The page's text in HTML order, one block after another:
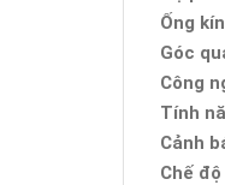
Ống
Góc
Công
Tính
Cảnh
Chế